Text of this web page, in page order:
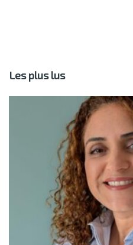
Les plus lus